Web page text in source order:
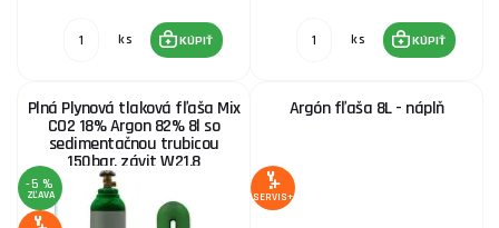
ks KÚPIŤ ks KÚPIŤ
Plná Plynová tlaková fľaša Mix
CO2 18% Argon 82% 8l so
sedimentačnou trubicou
150bar, závit W21,8
-5 %
ZĽAVA
Argón fľaša 8L - náplň
SERVIS+